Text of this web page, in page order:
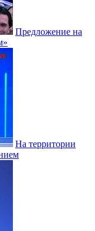
Предложение на
На территории